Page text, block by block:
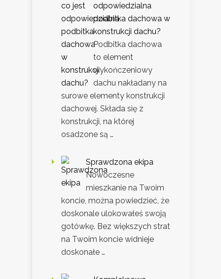
odpowiedzialna
podbitka dachowa w
konstrukcji dachu?
Podbitka dachowa
to element
wykończeniowy
dachu nakładany na
surowe elementy konstrukcji
dachowej. Składa się z
konstrukcji, na której
osadzone są …
Sprawdzona ekipa
Nowoczesne
mieszkanie na Twoim
koncie, można powiedzieć, że
doskonale ulokowałeś swoją
gotówkę. Bez większych strat
na Twoim koncie widnieje
doskonałe …